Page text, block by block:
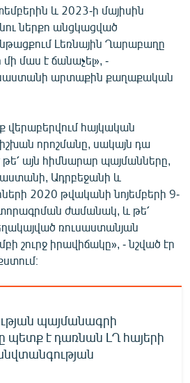
և 2023-ի մայիսին
ներքո անցկացված
Լեռնային Ղարաբաղը
մաս է ճանաչել», -
արտաքին քաղաքական
վերաբերվում հայկական
որոշմանը, սակայն դա
այն հիմնարար պայմանները,
Ադրբեջանի և
2020 թվականի նոյեմբերի 9-
ժամանակ, և թե՛
ռուսաստանյան
շուրջ իրավիճակը», - նշված էր
պայմանագրի
պետք է դառնան ԼՂ հայերի